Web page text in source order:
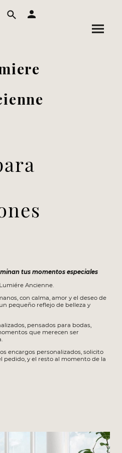
tus momentos especiales
Ancienne.
con calma, amor y el deseo de
pequeño reflejo de belleza y
pensados para bodas,
que merecen ser
encargos personalizados, solicito
pedido, y el resto al momento de la